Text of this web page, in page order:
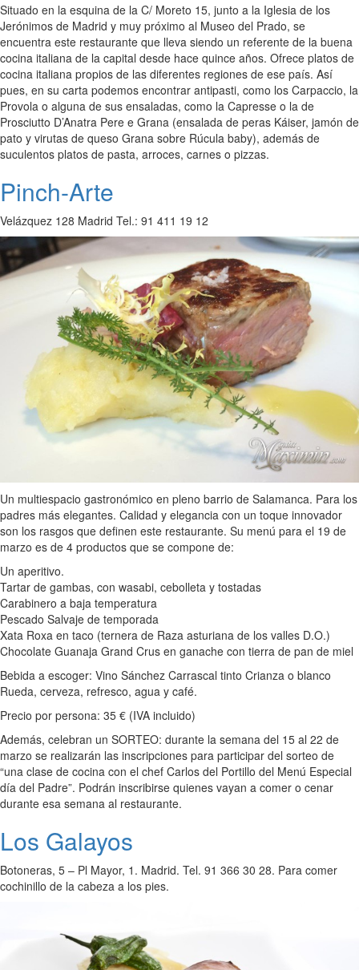
Situado en la esquina de la C/ Moreto 15, junto a la Iglesia de los
Jerónimos de Madrid y muy próximo al Museo del Prado, se
encuentra este restaurante que lleva siendo un referente de la buena
cocina italiana de la capital desde hace quince años. Ofrece platos de
cocina italiana propios de las diferentes regiones de ese país. Así
pues, en su carta podemos encontrar antipasti, como los Carpaccio, la
Provola o alguna de sus ensaladas, como la Capresse o la de
Prosciutto D’Anatra Pere e Grana (ensalada de peras Káiser, jamón de
pato y virutas de queso Grana sobre Rúcula baby), además de
suculentos platos de pasta, arroces, carnes o pizzas.
Pinch-Arte
Velázquez 128 Madrid Tel.: 91 411 19 12
Un multiespacio gastronómico en pleno barrio de Salamanca. Para los
padres más elegantes. Calidad y elegancia con un toque innovador
son los rasgos que definen este restaurante. Su menú para el 19 de
marzo es de 4 productos que se compone de:
Un aperitivo.
Tartar de gambas, con wasabi, cebolleta y tostadas
Carabinero a baja temperatura
Pescado Salvaje de temporada
Xata Roxa en taco (ternera de Raza asturiana de los valles D.O.)
Chocolate Guanaja Grand Crus en ganache con tierra de pan de miel
Bebida a escoger: Vino Sánchez Carrascal tinto Crianza o blanco
Rueda, cerveza, refresco, agua y café.
Precio por persona: 35 € (IVA incluido)
Además, celebran un SORTEO: durante la semana del 15 al 22 de
marzo se realizarán las inscripciones para participar del sorteo de
“una clase de cocina con el chef Carlos del Portillo del Menú Especial
día del Padre”. Podrán inscribirse quienes vayan a comer o cenar
durante esa semana al restaurante.
Los Galayos
Botoneras, 5 – Pl Mayor, 1. Madrid. Tel. 91 366 30 28. Para comer
cochinillo de la cabeza a los pies.